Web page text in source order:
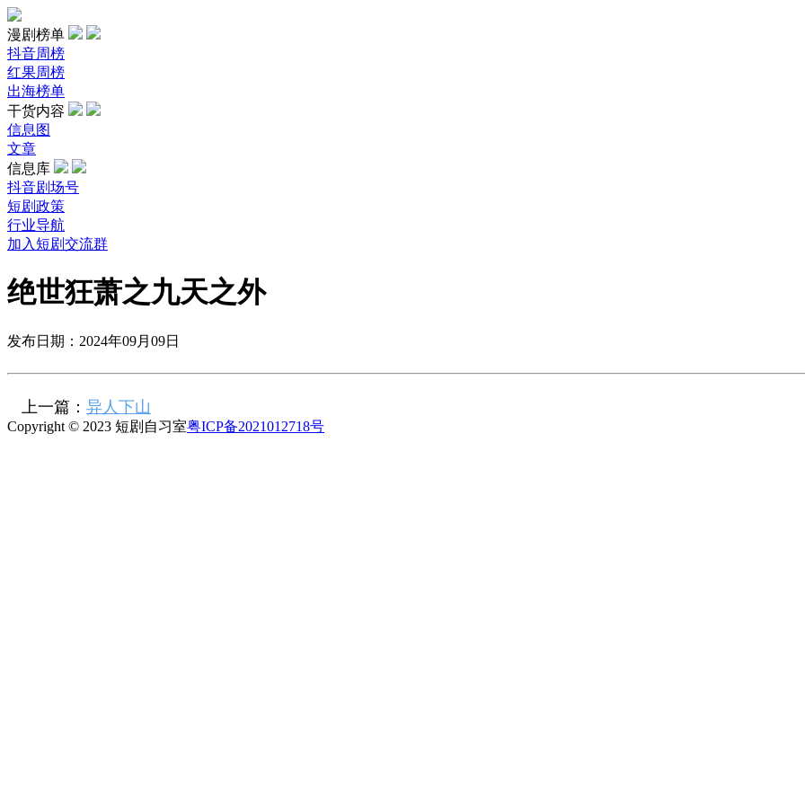
漫剧榜单
抖音周榜
红果周榜
出海榜单
干货内容
信息图
文章
信息库
抖音剧场号
短剧政策
行业导航
加入短剧交流群
绝世狂萧之九天之外
发布日期：2024年09月09日
上一篇： 异人下山
Copyright © 2023 短剧自习室粤ICP备2021012718号